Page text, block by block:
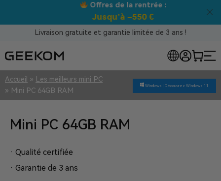
Offres de la rentrée :
Jusqu’à –550 €
Livraison gratuite et garantie limitée de 3 ans !
Accueil » Les meilleurs mini PC
» Mini PC 64GB RAM
Windows | Découvrez Windows 11
Mini PC 64GB RAM
· Qualité certifiée
· Garantie de 3 ans